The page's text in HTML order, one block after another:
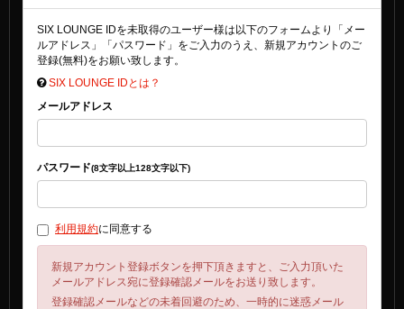
SIX LOUNGE IDを未取得のユーザー様は以下のフォームより「メー
ルアドレス」「パスワード」をご入力のうえ、新規アカウントのご
登録(無料)をお願い致します。
SIX LOUNGE IDとは？
メールアドレス
パスワード(8文字以上128文字以下)
利用規約に同意する
新規アカウント登録ボタンを押下頂きますと、ご入力頂いた
メールアドレス宛に登録確認メールをお送り致します。
登録確認メールなどの未着回避のため、一時的に迷惑メール